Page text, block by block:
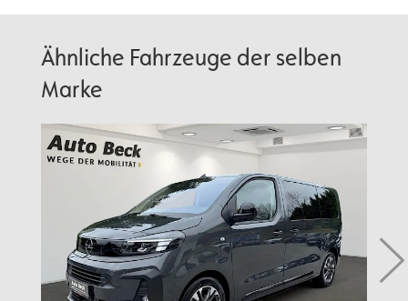
Ähnliche Fahrzeuge der selben
Marke